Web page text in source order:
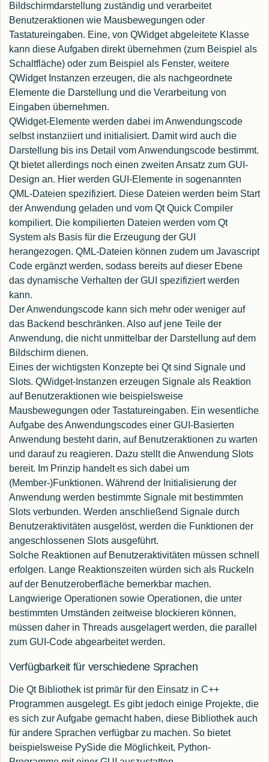
Bildschirmdarstellung zuständig und verarbeitet
Benutzeraktionen wie Mausbewegungen oder
Tastatureingaben. Eine, von QWidget abgeleitete Klasse
kann diese Aufgaben direkt übernehmen (zum Beispiel als
Schaltfläche) oder zum Beispiel als Fenster, weitere
QWidget Instanzen erzeugen, die als nachgeordnete
Elemente die Darstellung und die Verarbeitung von
Eingaben übernehmen.
QWidget-Elemente werden dabei im Anwendungscode
selbst instanziiert und initialisiert. Damit wird auch die
Darstellung bis ins Detail vom Anwendungscode bestimmt.
Qt bietet allerdings noch einen zweiten Ansatz zum GUI-
Design an. Hier werden GUI-Elemente in sogenannten
QML-Dateien spezifiziert. Diese Dateien werden beim Start
der Anwendung geladen und vom Qt Quick Compiler
kompiliert. Die kompilierten Dateien werden vom Qt
System als Basis für die Erzeugung der GUI
herangezogen. QML-Dateien können zudem um Javascript
Code ergänzt werden, sodass bereits auf dieser Ebene
das dynamische Verhalten der GUI spezifiziert werden
kann.
Der Anwendungscode kann sich mehr oder weniger auf
das Backend beschränken. Also auf jene Teile der
Anwendung, die nicht unmittelbar der Darstellung auf dem
Bildschirm dienen.
Eines der wichtigsten Konzepte bei Qt sind Signale und
Slots. QWidget-Instanzen erzeugen Signale als Reaktion
auf Benutzeraktionen wie beispielsweise
Mausbewegungen oder Tastatureingaben. Ein wesentliche
Aufgabe des Anwendungscodes einer GUI-Basierten
Anwendung besteht darin, auf Benutzeraktionen zu warten
und darauf zu reagieren. Dazu stellt die Anwendung Slots
bereit. Im Prinzip handelt es sich dabei um
(Member-)Funktionen. Während der Initialisierung der
Anwendung werden bestimmte Signale mit bestimmten
Slots verbunden. Werden anschließend Signale durch
Benutzeraktivitäten ausgelöst, werden die Funktionen der
angeschlossenen Slots ausgeführt.
Solche Reaktionen auf Benutzeraktivitäten müssen schnell
erfolgen. Lange Reaktionszeiten würden sich als Ruckeln
auf der Benutzeroberfläche bemerkbar machen.
Langwierige Operationen sowie Operationen, die unter
bestimmten Umständen zeitweise blockieren können,
müssen daher in Threads ausgelagert werden, die parallel
zum GUI-Code abgearbeitet werden.
Verfügbarkeit für verschiedene Sprachen
Die Qt Bibliothek ist primär für den Einsatz in C++
Programmen ausgelegt. Es gibt jedoch einige Projekte, die
es sich zur Aufgabe gemacht haben, diese Bibliothek auch
für andere Sprachen verfügbar zu machen. So bietet
beispielsweise PySide die Möglichkeit, Python-